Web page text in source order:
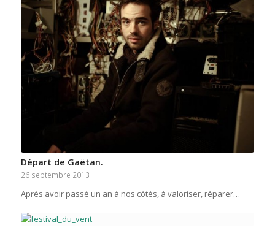
Départ de Gaëtan.
26 septembre 2013
Après avoir passé un an à nos côtés, à valoriser, réparer…